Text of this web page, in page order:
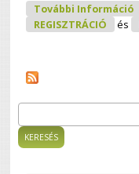
További Információ
REGISZTRÁCIÓ
és
Keresés űrlap